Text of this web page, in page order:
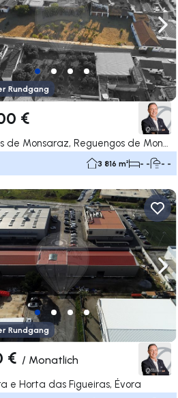
navigieren
Rundgang
€
Reguengos de Monsaraz, Reguengos de Monsaraz
3 816 m² - - - -
navigieren
Rundgang
€ / Monatlich
e Horta das Figueiras, Évora